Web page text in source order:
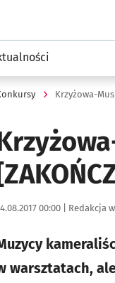
Krzyżowa-
publikacji:
00:00 | Autor:
Redakcja
warsztatach,